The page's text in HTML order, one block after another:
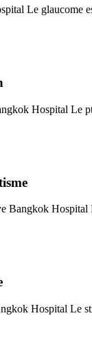
Le glaucome
Hospital Le
Bangkok
Hospital Le